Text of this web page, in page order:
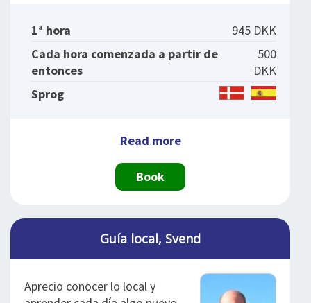
1ª hora
945 DKK
Cada hora comenzada a partir de
entonces
500
DKK
Sprog
Read more
Book
Guía local, Svend
Aprecio conocer lo local y